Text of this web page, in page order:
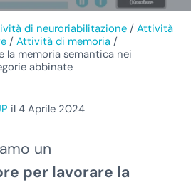
di neuroriabilitazione / Attività
/ Attività di memoria /
la memoria semantica nei
abbinate
il 4 Aprile 2024
un
per lavorare la